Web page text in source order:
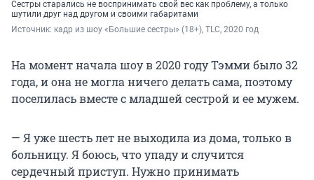
Сестры старались не воспринимать свой вес как проблему, а только
шутили друг над другом и своими габаритами
Источник: кадр из шоу «Большие сестры» (18+), TLC, 2020 год
На момент начала шоу в 2020 году Тэмми было 32
года, и она не могла ничего делать сама, поэтому
поселилась вместе с младшей сестрой и ее мужем.
— Я уже шесть лет не выходила из дома, только в
больницу. Я боюсь, что упаду и случится
сердечный приступ. Нужно принимать